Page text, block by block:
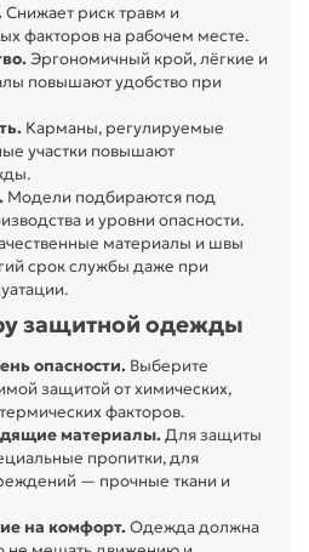
Снижает риск травм и
факторов на рабочем месте.
Эргономичный крой, лёгкие и
повышают удобство при
Карманы, регулируемые
участки повышают
Модели подбираются под
и уровни опасности.
материалы и швы
срок службы даже при
защитной одежды
опасности. Выберите
защитой от химических,
факторов.
материалы.Для защиты
пропитки, для
— прочные ткани и
на комфорт.Одежда должна